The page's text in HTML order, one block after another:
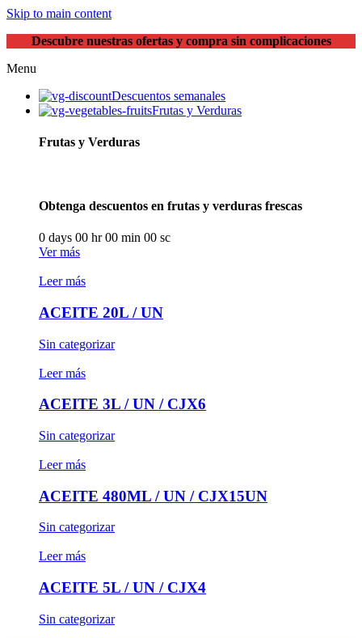
Skip to main content
Descubre nuestras ofertas y compra sin complicaciones
Menu
Descuentos semanales
Frutas y Verduras
Frutas y Verduras
Obtenga descuentos en frutas y verduras frescas
0 days 00 hr00 min 00 sc
Ver más
Leer más
ACEITE 20L / UN
Sin categorizar
Leer más
ACEITE 3L / UN / CJX6
Sin categorizar
Leer más
ACEITE 480ML / UN / CJX15UN
Sin categorizar
Leer más
ACEITE 5L / UN / CJX4
Sin categorizar